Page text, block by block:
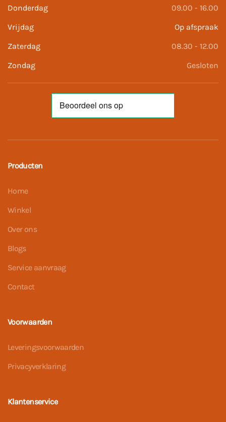
Donderdag
09.00 - 16.00
Vrijdag
Op afspraak
Zaterdag
08.30 - 12.00
Zondag
Gesloten
Producten
Home
Winkel
Over ons
Blogs
Service aanvraag
Contact
Voorwaarden
Leveringsvoorwaarden
Privacyverklaring
Klantenservice